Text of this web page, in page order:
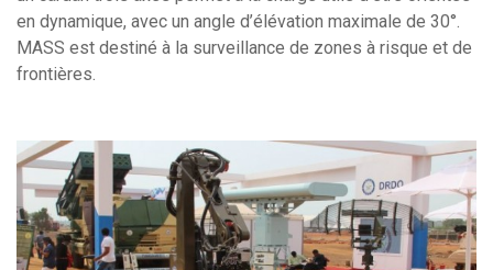
en dynamique, avec un angle d’élévation maximale de 30°.
MASS est destiné à la surveillance de zones à risque et de
frontières.